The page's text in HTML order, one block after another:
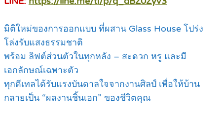
มิติใหม่ของการออกแบบ ที่ผสาน Glass House โปร่ง
โล่งรับแสงธรรมชาติ
พร้อม ลิฟต์ส่วนตัวในทุกหลัง – สะดวก หรู และมี
เอกลักษณ์เฉพาะตัว
ทุกดีเทลได้รับแรงบันดาลใจจากงานศิลป์ เพื่อให้บ้าน
กลายเป็น “ผลงานชิ้นเอก” ของชีวิตคุณ